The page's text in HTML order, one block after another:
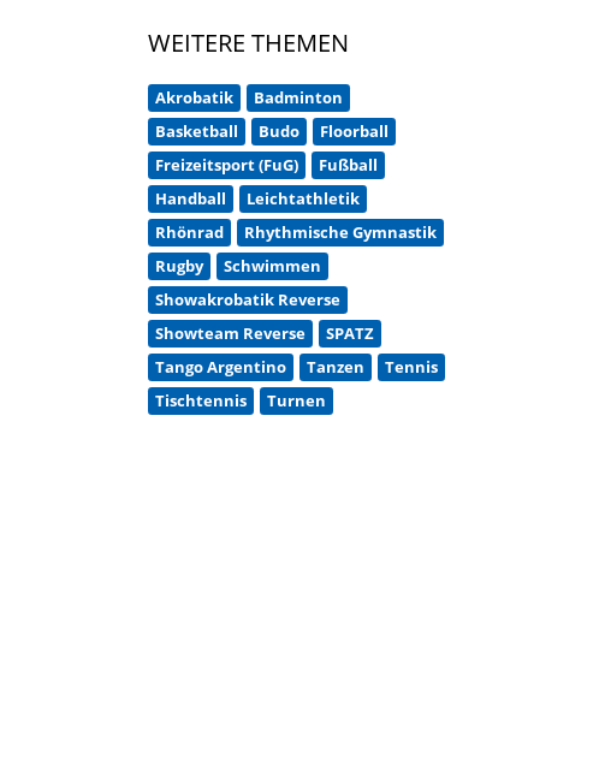
WEITERE THEMEN
Akrobatik
Badminton
Basketball
Budo
Floorball
Freizeitsport (FuG)
Fußball
Handball
Leichtathletik
Rhönrad
Rhythmische Gymnastik
Rugby
Schwimmen
Showakrobatik Reverse
Showteam Reverse
SPATZ
Tango Argentino
Tanzen
Tennis
Tischtennis
Turnen